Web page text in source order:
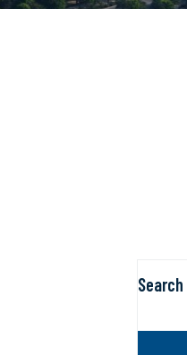
Search